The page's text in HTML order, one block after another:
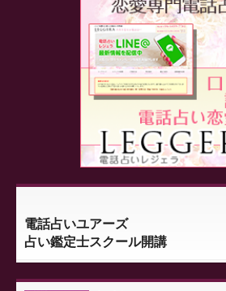
電話占いユアーズ
占い鑑定士スクール開講